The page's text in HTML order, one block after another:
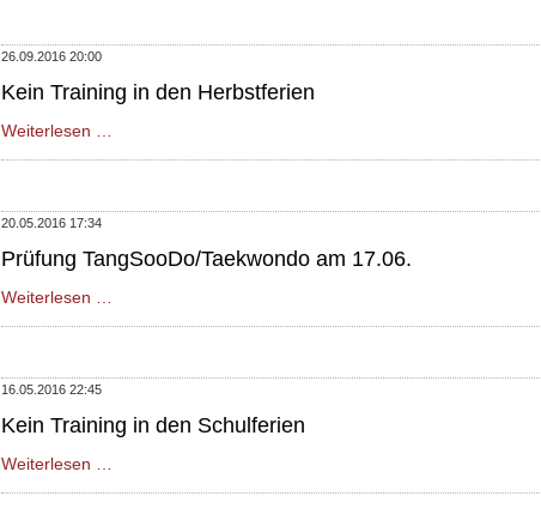
26.09.2016 20:00
Kein Training in den Herbstferien
Weiterlesen …
Training
den
20.05.2016 17:34
Prüfung TangSooDo/Taekwondo am 17.06.
Weiterlesen …
TangSooDo/Taekwondo
17.06.
16.05.2016 22:45
Kein Training in den Schulferien
Weiterlesen …
Training